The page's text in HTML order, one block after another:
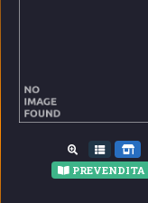
PREVENDITA